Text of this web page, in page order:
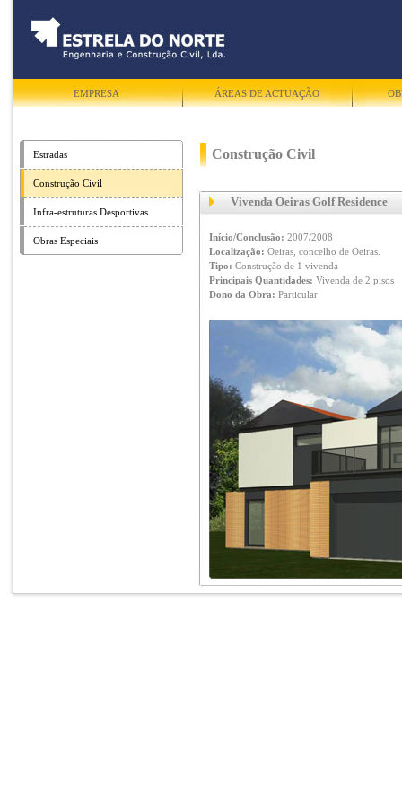
EMPRESA ÁREAS DE ACTUAÇÃO
Estradas
Construção Civil
Infra-estruturas Desportivas
Obras Especiais
Construção Civil
Vivenda Oeiras Golf Residence
Início/Conclusão: 2007/2008
Localização: Oeiras, concelho de Oeiras.
Tipo: Construção de 1 vivenda
Principais Quantidades: Vivenda de 2 pisos
Dono da Obra: Particular